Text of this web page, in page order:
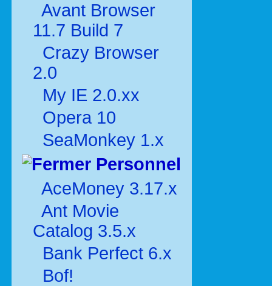
Avant Browser
11.7 Build 7
Crazy Browser
2.0
My IE 2.0.xx
Opera 10
SeaMonkey 1.x
Personnel
AceMoney 3.17.x
Ant Movie
Catalog 3.5.x
Bank Perfect 6.x
Bof!